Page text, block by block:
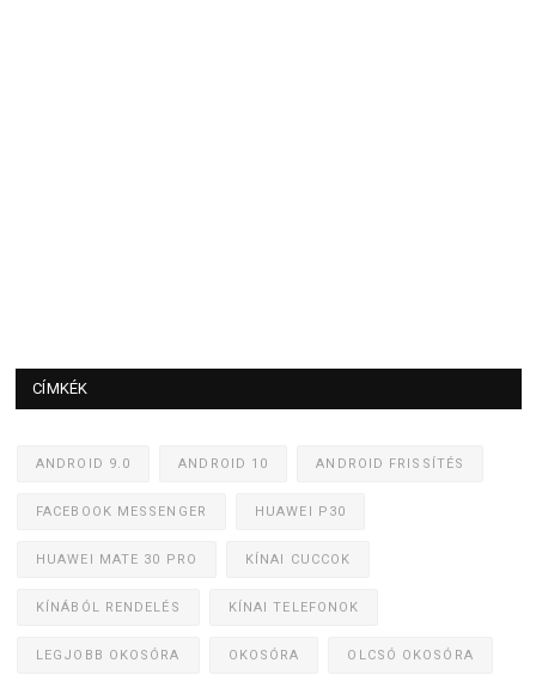
CÍMKÉK
ANDROID 9.0 ANDROID 10 ANDROID FRISSÍTÉS
FACEBOOK MESSENGER HUAWEI P30
HUAWEI MATE 30 PRO KÍNAI CUCCOK
KÍNÁBÓL RENDELÉS KÍNAI TELEFONOK
LEGJOBB OKOSÓRA OKOSÓRA OLCSÓ OKOSÓRA